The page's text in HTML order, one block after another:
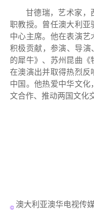
甘德瑞，艺术家，
职教授。曾任澳大利
中心主席。他在表演
积极贡献，参演、导
的犀牛》、苏州昆曲
在澳演出并取得热烈
中国。他热爱中华文
文合作、推动两国文化
澳大利亚澳华电视传